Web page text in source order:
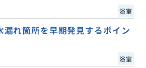
浴室
漏れ箇所を早期発見するポイン
浴室